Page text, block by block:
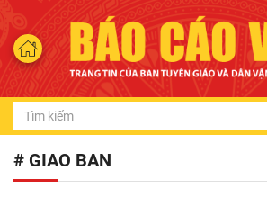
# GIAO BAN